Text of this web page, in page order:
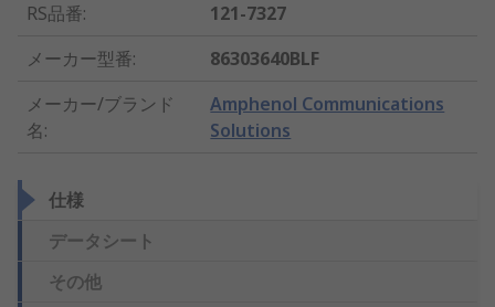
RS品番:
121-7327
メーカー型番:
86303640BLF
メーカー/ブランド
名:
Amphenol Communications
Solutions
仕様
データシート
その他